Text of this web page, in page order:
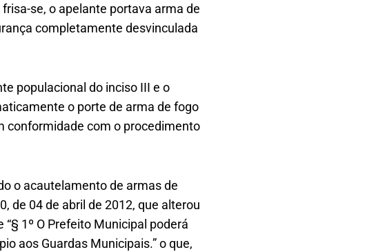
se, o apelante portava arma de
completamente desvinculada
populacional do inciso III e o
o porte de arma de fogo
conformidade com o procedimento
o acautelamento de armas de
de 04 de abril de 2012, que alterou
1º O Prefeito Municipal poderá
aos Guardas Municipais.” o que,